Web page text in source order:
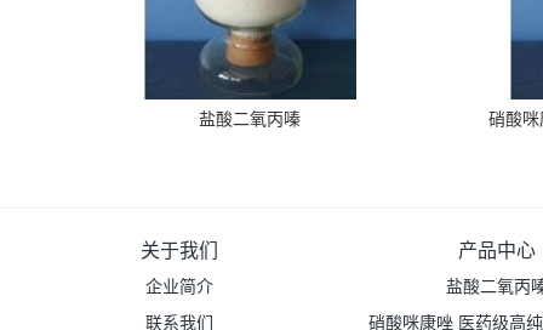
盐酸二氧丙嗪 硝酸咪
关于我们
企业简介
联系我们
产品中心
盐酸二氧丙
硝酸咪康唑 医药级高